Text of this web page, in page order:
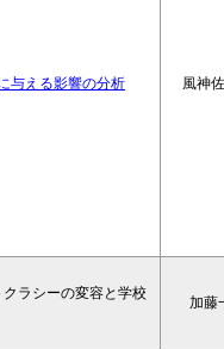
与える影響の分析 風神
ラシーの変容と学校
加藤